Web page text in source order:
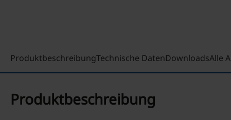
ProduktbeschreibungTechnische DatenDownloadsAlle
Produktbeschreibung